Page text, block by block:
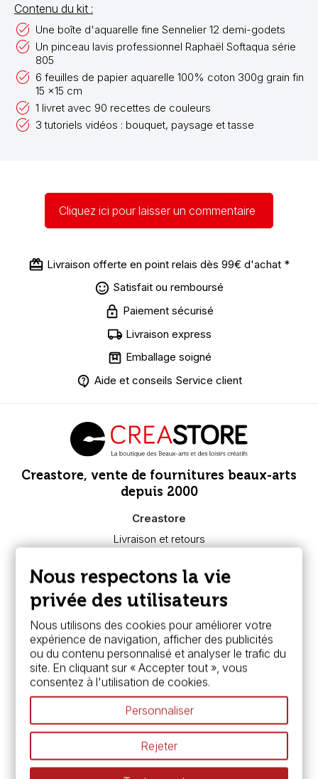
Contenu du kit :
Une boîte d'aquarelle fine Sennelier 12 demi-godets
Un pinceau lavis professionnel Raphaël Softaqua série
805
6 feuilles de papier aquarelle 100% coton 300g grain fin
15 x15 cm
1 livret avec 90 recettes de couleurs
3 tutoriels vidéos : bouquet, paysage et tasse
Cliquez ici pour laisser un commentaire
Livraison offerte en point relais dès 99€ d'achat *
Satisfait ou remboursé
Paiement sécurisé
Livraison express
Emballage soigné
Aide et conseils Service client
Creastore, vente de fournitures beaux-arts
depuis 2000
Creastore
Livraison et retours
Paiement sécurisé
FAQ
Boutique à Angers
Services
Carte fidélité & avantages
Chèque cadeau, bon cadeaux
Devis & bon de commande
Pass culture - mode d'emploi
Nos promotions en cours
Espace conseils
L’aquarelle en tubes ou en godets ?
Le vocabulaire technique de l’aquarelle
Différence entre peinture Fine et Extra-fine
Nous respectons la vie
privée des utilisateurs
Nous utilisons des cookies pour améliorer votre
expérience de navigation, afficher des publicités
ou du contenu personnalisé et analyser le trafic du
site. En cliquant sur « Accepter tout », vous
consentez à l'utilisation de cookies.
Personnaliser
Rejeter